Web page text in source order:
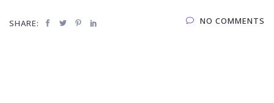
SHARE: NO COMMENTS